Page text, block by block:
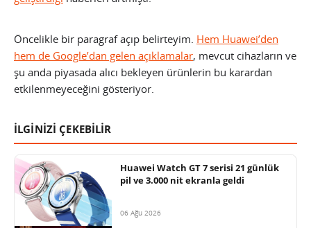
Öncelikle bir paragraf açıp belirteyim. Hem Huawei’den
hem de Google’dan gelen açıklamalar, mevcut cihazların ve
şu anda piyasada alıcı bekleyen ürünlerin bu karardan
etkilenmeyeceğini gösteriyor.
İLGİNİZİ ÇEKEBİLİR
Huawei Watch GT 7 serisi 21 günlük
pil ve 3.000 nit ekranla geldi
06 Ağu 2026